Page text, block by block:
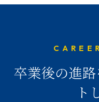
卒業後の進
ト